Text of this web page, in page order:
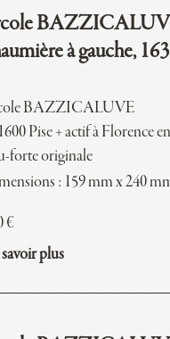
BAZZICALUVE
à gauche,
BAZZICALUVE
Pise + actif à Florence
forte originale
: 159 mm x 240
€
plus